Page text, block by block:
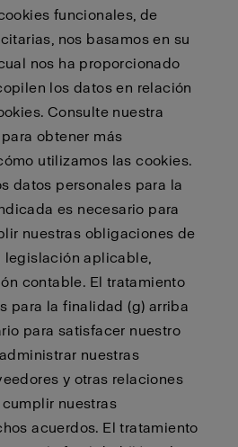
funcionales, de
nos basamos en su
nos ha proporcionado
los datos en relación
Consulte nuestra
obtener más
utilizamos las cookies.
datos personales para la
es necesario para
nuestras obligaciones de
aplicable,
contable. El tratamiento
para la finalidad (g) arriba
para satisfacer nuestro
nuestras
y otras relaciones
nuestras
acuerdos. El tratamiento